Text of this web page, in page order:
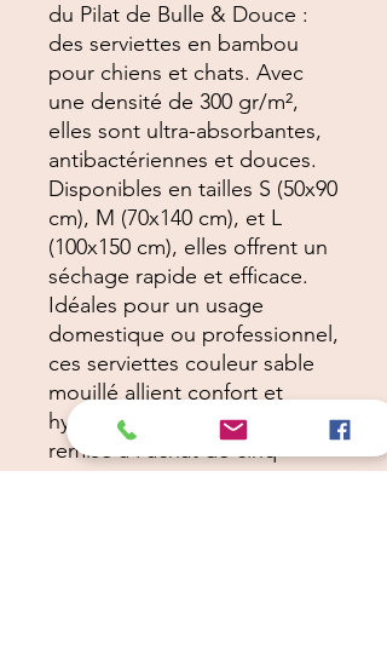
du Pilat de Bulle & Douce :
des serviettes en bambou
pour chiens et chats. Avec
une densité de 300 gr/m²,
elles sont ultra-absorbantes,
antibactériennes et douces.
Disponibles en tailles S (50x90
cm), M (70x140 cm), et L
(100x150 cm), elles offrent un
séchage rapide et efficace.
Idéales pour un usage
domestique ou professionnel,
ces serviettes couleur sable
mouillé allient confort et
hygiène. Profitez de 10 % de
remise à l'achat de cinq
serviettes.